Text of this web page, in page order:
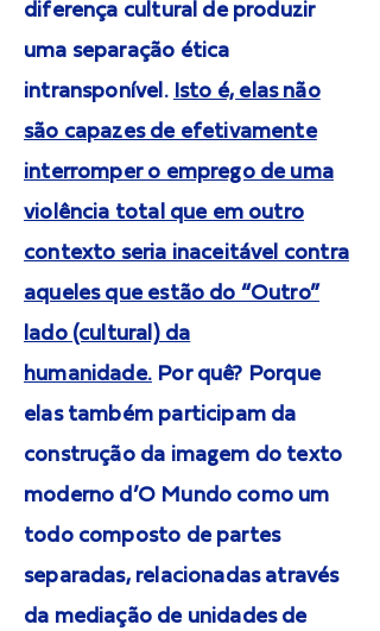
diferença cultural de produzir
uma separação ética
intransponível. Isto é, elas não
são capazes de efetivamente
interromper o emprego de uma
violência total que em outro
contexto seria inaceitável contra
aqueles que estão do “Outro”
lado (cultural) da
humanidade.Por quê? Porque
elas também participam da
construção da imagem do texto
moderno d’O Mundo como um
todo composto de partes
separadas, relacionadas através
da mediação de unidades de